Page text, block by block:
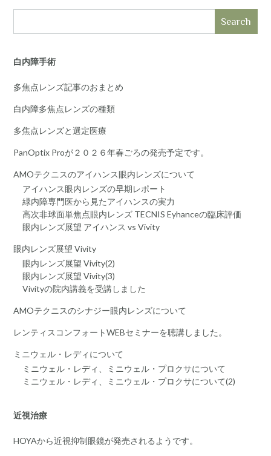
Search
白内障手術
多焦点レンズ記事のおまとめ
白内障多焦点レンズの種類
多焦点レンズと選定医療
PanOptix Proが２０２６年春ごろの発売予定です。
AMOテクニスのアイハンス眼内レンズについて
アイハンス眼内レンズの早期レポート
緑内障専門医から見たアイハンスの実力
高次非球面単焦点眼内レンズ TECNIS Eyhanceの臨床評価
眼内レンズ展望 アイハンス vs Vivity
眼内レンズ展望 Vivity
眼内レンズ展望 Vivity(2)
眼内レンズ展望 Vivity(3)
Vivityの院内講義を受講しました
AMOテクニスのシナジー眼内レンズについて
レンティスコンフォートWEBセミナーを聴講しました。
ミニウェル・レディについて
ミニウェル・レディ、ミニウェル・プロクサについて
ミニウェル・レディ、ミニウェル・プロクサについて(2)
近視治療
HOYAから近視抑制眼鏡が発売されるようです。